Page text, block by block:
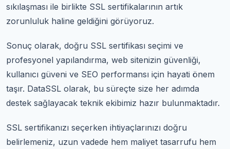
sıkılaşması ile birlikte SSL sertifikalarının artık
zorunluluk haline geldiğini görüyoruz.
Sonuç olarak, doğru SSL sertifikası seçimi ve
profesyonel yapılandırma, web sitenizin güvenliği,
kullanıcı güveni ve SEO performansı için hayati önem
taşır. DataSSL olarak, bu süreçte size her adımda
destek sağlayacak teknik ekibimiz hazır bulunmaktadır.
SSL sertifikanızı seçerken ihtiyaçlarınızı doğru
belirlemeniz, uzun vadede hem maliyet tasarrufu hem